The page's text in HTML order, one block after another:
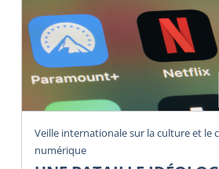
Veille internationale sur la culture et le
numérique